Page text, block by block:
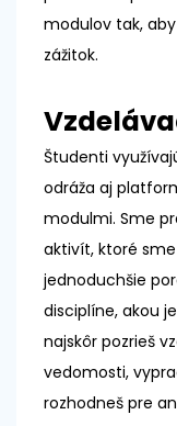
modulov tak,
zážitok.
Študenti
odráža aj
modulmi. Sme
aktivít, ktoré
jednoduchšie
disciplíne, akou
najskôr pozrieš
vedomosti,
rozhodneš pre